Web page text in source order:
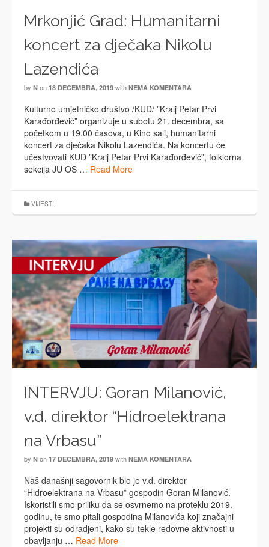
Mrkonjić Grad: Humanitarni
koncert za dječaka Nikolu
Lazendića
by N on 18 DECEMBRA, 2019 with NEMA KOMENTARA
Kulturno umjetničko društvo /KUD/ ”Kralj Petar Prvi
Karađorđević” organizuje u subotu 21. decembra, sa
početkom u 19.00 časova, u Kino sali, humanitarni
koncert za dječaka Nikolu Lazendića. Na koncertu će
učestvovati KUD ”Kralj Petar Prvi Karađorđević”, folklorna
sekcija JU OŠ … Read More
VIJESTI
INTERVJU: Goran Milanović,
v.d. direktor “Hidroelektrana
na Vrbasu”
by N on 17 DECEMBRA, 2019 with NEMA KOMENTARA
Naš današnji sagovornik bio je v.d. direktor
“Hidroelektrana na Vrbasu” gospodin Goran Milanović.
Iskoristili smo priliku da se osvrnemo na proteklu 2019.
godinu, te smo pitali gospodina Milanovića koji značajni
projekti su odradjeni, kako su tekle redovne aktivnosti u
obavljanju … Read More